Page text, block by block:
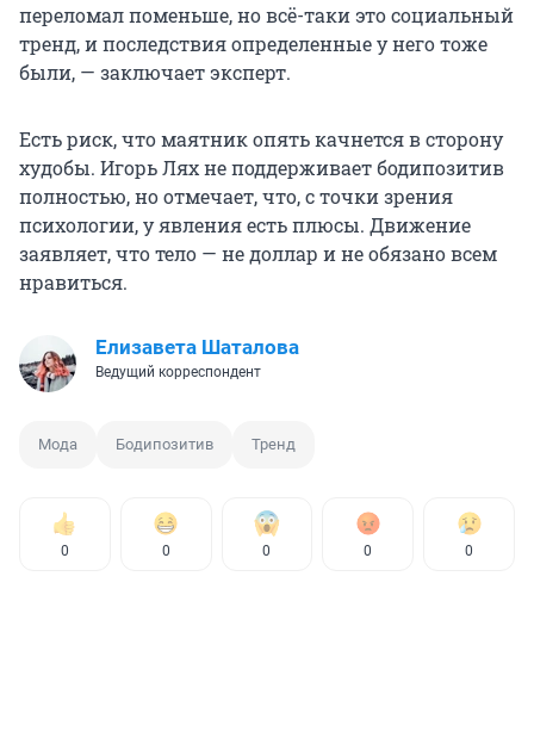
переломал поменьше, но всё-таки это социальный
тренд, и последствия определенные у него тоже
были, — заключает эксперт.
Есть риск, что маятник опять качнется в сторону
худобы. Игорь Лях не поддерживает бодипозитив
полностью, но отмечает, что, с точки зрения
психологии, у явления есть плюсы. Движение
заявляет, что тело — не доллар и не обязано всем
нравиться.
Елизавета Шаталова
Ведущий корреспондент
Мода Бодипозитив Тренд
0 0 0 0 0